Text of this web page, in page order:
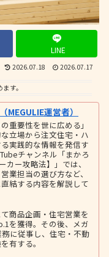
LINE
2026.07.18 2026.07.17
す。
運営者）
重要性を世に広める」
立場から注文住宅・ハ
実践的な情報を発信す
チャンネル「まかろ
カー攻略法】」では、
業担当の選び方など、
結する内容を解説して
商品企画・住宅営業を
を獲得。その後、メガ
に従事し、住宅・不動
有する。